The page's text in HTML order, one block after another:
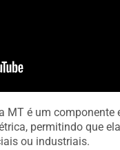
MT é um componente
permitindo que
ou industriais.